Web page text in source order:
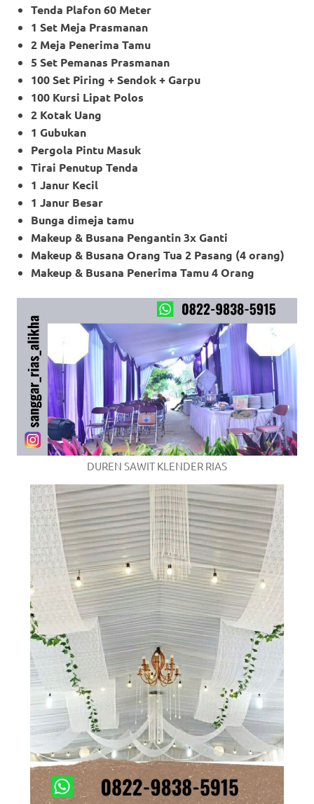
Tenda Plafon 60 Meter
1 Set Meja Prasmanan
2 Meja Penerima Tamu
5 Set Pemanas Prasmanan
100 Set Piring + Sendok + Garpu
100 Kursi Lipat Polos
2 Kotak Uang
1 Gubukan
Pergola Pintu Masuk
Tirai Penutup Tenda
1 Janur Kecil
1 Janur Besar
Bunga dimeja tamu
Makeup & Busana Pengantin 3x Ganti
Makeup & Busana Orang Tua 2 Pasang (4 orang)
Makeup & Busana Penerima Tamu 4 Orang
DUREN SAWIT KLENDER RIAS